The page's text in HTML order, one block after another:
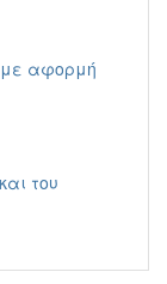
με αφορμή
του